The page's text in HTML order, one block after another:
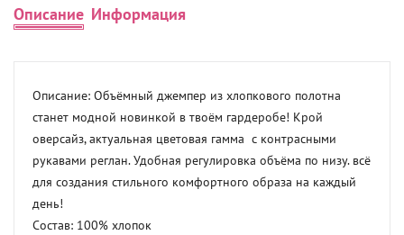
Описание Информация
Описание: Объёмный джемпер из хлопкового полотна
станет модной новинкой в твоём гардеробе! Крой
оверсайз, актуальная цветовая гамма  с контрасными
рукавами реглан. Удобная регулировка объёма по низу. всё
для создания стильного комфортного образа на каждый
день!
Состав: 100% хлопок